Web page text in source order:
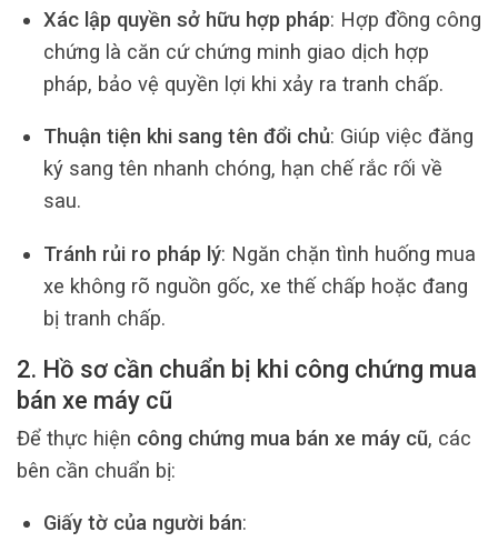
Xác lập quyền sở hữu hợp pháp: Hợp đồng công
chứng là căn cứ chứng minh giao dịch hợp
pháp, bảo vệ quyền lợi khi xảy ra tranh chấp.
Thuận tiện khi sang tên đổi chủ: Giúp việc đăng
ký sang tên nhanh chóng, hạn chế rắc rối về
sau.
Tránh rủi ro pháp lý: Ngăn chặn tình huống mua
xe không rõ nguồn gốc, xe thế chấp hoặc đang
bị tranh chấp.
2. Hồ sơ cần chuẩn bị khi công chứng mua
bán xe máy cũ
Để thực hiện công chứng mua bán xe máy cũ, các
bên cần chuẩn bị:
Giấy tờ của người bán: